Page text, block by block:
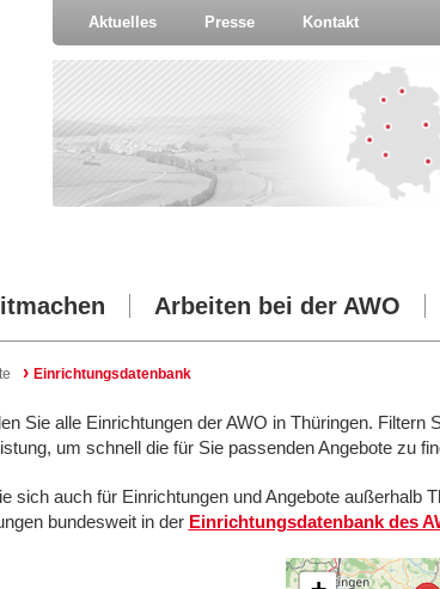
Aktuelles Presse Kontakt
Arbeiten bei der AWO
› Einrichtungsdatenbank
Sie alle Einrichtungen der AWO in Thüringen.
um schnell die für Sie passenden Angebote zu
sich auch für Einrichtungen und Angebote außerhalb
bundesweit in der Einrichtungsdatenbank des